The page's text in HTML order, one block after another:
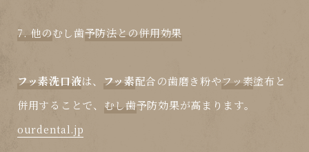
7. 他のむし歯予防法との併用効果
フッ素洗口液は、 フッ素配合の歯磨き粉やフッ素塗布と
併用することで、 むし歯予防効果が高まります。
ourdental.jp